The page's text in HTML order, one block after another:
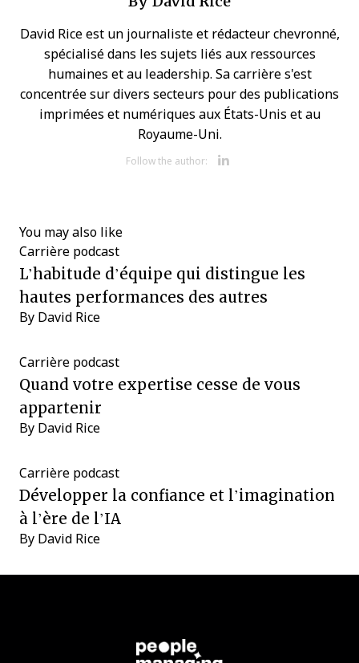
David Rice est un journaliste et rédacteur chevronné,
spécialisé dans les sujets liés aux ressources
humaines et au leadership. Sa carrière s'est
concentrée sur divers secteurs pour des publications
imprimées et numériques aux États-Unis et au
Royaume-Uni.
Follow the author:
You may also like
Carrière podcast
L’habitude d’équipe qui distingue les
hautes performances des autres
By David Rice
Carrière podcast
Quand votre expertise cesse de vous
appartenir
By David Rice
Carrière podcast
Développer la confiance et l’imagination
à l’ère de l’IA
By David Rice